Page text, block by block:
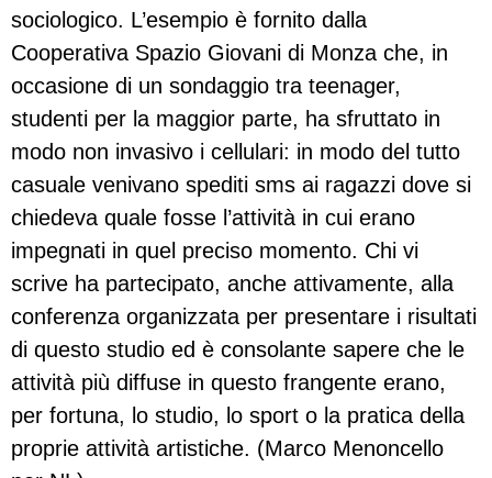
sociologico. L’esempio è fornito dalla
Cooperativa Spazio Giovani di Monza che, in
occasione di un sondaggio tra teenager,
studenti per la maggior parte, ha sfruttato in
modo non invasivo i cellulari: in modo del tutto
casuale venivano spediti sms ai ragazzi dove si
chiedeva quale fosse l’attività in cui erano
impegnati in quel preciso momento. Chi vi
scrive ha partecipato, anche attivamente, alla
conferenza organizzata per presentare i risultati
di questo studio ed è consolante sapere che le
attività più diffuse in questo frangente erano,
per fortuna, lo studio, lo sport o la pratica della
proprie attività artistiche. (Marco Menoncello